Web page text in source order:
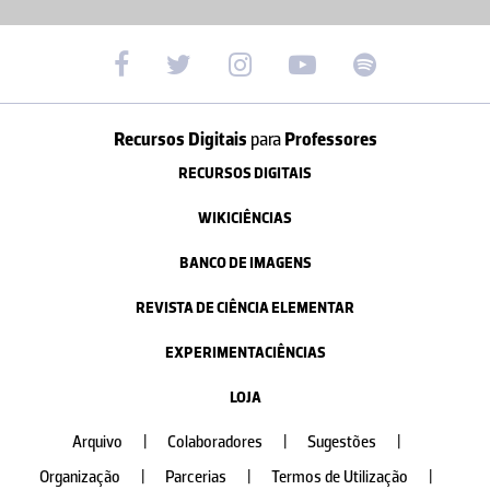
Recursos Digitais paraProfessores
RECURSOS DIGITAIS
WIKICIÊNCIAS
BANCO DE IMAGENS
REVISTA DE CIÊNCIA ELEMENTAR
EXPERIMENTACIÊNCIAS
LOJA
Arquivo Colaboradores Sugestões
Organização
Parcerias Termos de Utilização